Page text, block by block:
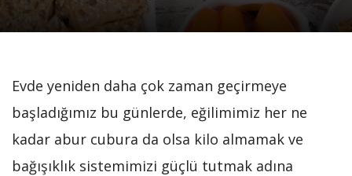
Evde yeniden daha çok zaman geçirmeye
başladığımız bu günlerde, eğilimimiz her ne
kadar abur cubura da olsa kilo almamak ve
bağışıklık sistemimizi güçlü tutmak adına